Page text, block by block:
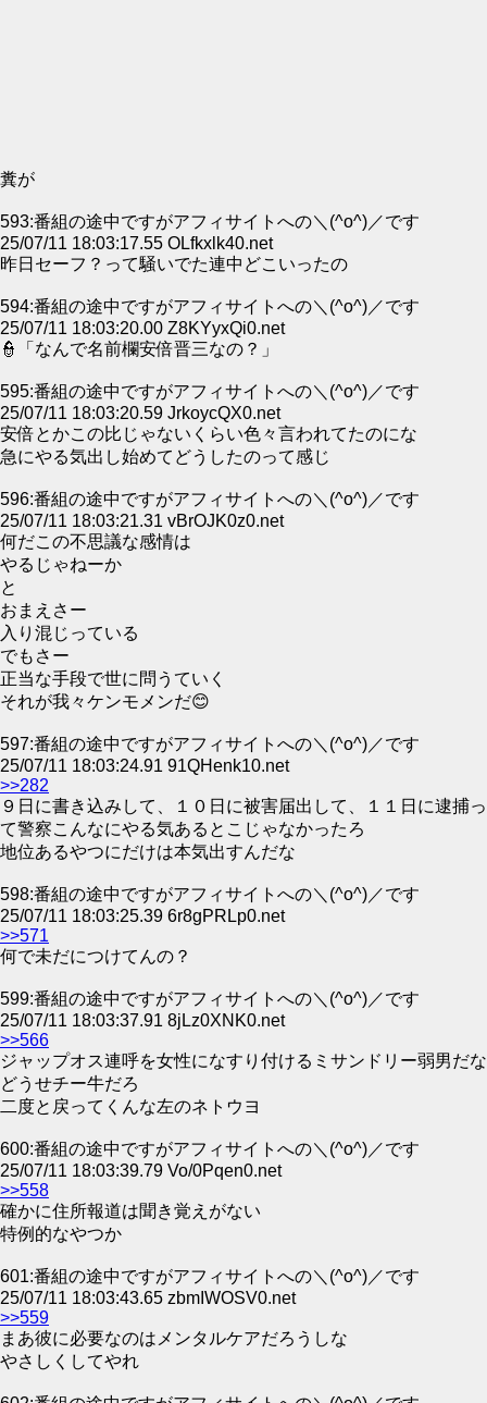
糞が
593:番組の途中ですがアフィサイトへの＼(^o^)／です
25/07/11 18:03:17.55 OLfkxlk40.net
昨日セーフ？って騒いでた連中どこいったの
594:番組の途中ですがアフィサイトへの＼(^o^)／です
25/07/11 18:03:20.00 Z8KYyxQi0.net
👮「なんで名前欄安倍晋三なの？」
595:番組の途中ですがアフィサイトへの＼(^o^)／です
25/07/11 18:03:20.59 JrkoycQX0.net
安倍とかこの比じゃないくらい色々言われてたのにな
急にやる気出し始めてどうしたのって感じ
596:番組の途中ですがアフィサイトへの＼(^o^)／です
25/07/11 18:03:21.31 vBrOJK0z0.net
何だこの不思議な感情は
やるじゃねーか
と
おまえさー
入り混じっている
でもさー
正当な手段で世に問うていく
それが我々ケンモメンだ😊
597:番組の途中ですがアフィサイトへの＼(^o^)／です
25/07/11 18:03:24.91 91QHenk10.net
>>282
９日に書き込みして、１０日に被害届出して、１１日に逮捕っ
て警察こんなにやる気あるとこじゃなかったろ
地位あるやつにだけは本気出すんだな
598:番組の途中ですがアフィサイトへの＼(^o^)／です
25/07/11 18:03:25.39 6r8gPRLp0.net
>>571
何で未だにつけてんの？
599:番組の途中ですがアフィサイトへの＼(^o^)／です
25/07/11 18:03:37.91 8jLz0XNK0.net
>>566
ジャップオス連呼を女性になすり付けるミサンドリー弱男だな
どうせチー牛だろ
二度と戻ってくんな左のネトウヨ
600:番組の途中ですがアフィサイトへの＼(^o^)／です
25/07/11 18:03:39.79 Vo/0Pqen0.net
>>558
確かに住所報道は聞き覚えがない
特例的なやつか
601:番組の途中ですがアフィサイトへの＼(^o^)／です
25/07/11 18:03:43.65 zbmIWOSV0.net
>>559
まあ彼に必要なのはメンタルケアだろうしな
やさしくしてやれ